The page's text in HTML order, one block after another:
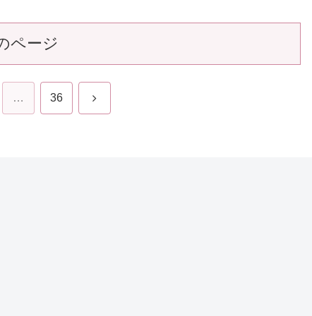
ページ
… 36 次